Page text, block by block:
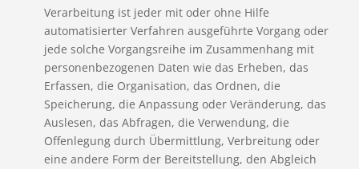
Verarbeitung ist jeder mit oder ohne Hilfe
automatisierter Verfahren ausgeführte Vorgang oder
jede solche Vorgangsreihe im Zusammenhang mit
personenbezogenen Daten wie das Erheben, das
Erfassen, die Organisation, das Ordnen, die
Speicherung, die Anpassung oder Veränderung, das
Auslesen, das Abfragen, die Verwendung, die
Offenlegung durch Übermittlung, Verbreitung oder
eine andere Form der Bereitstellung, den Abgleich